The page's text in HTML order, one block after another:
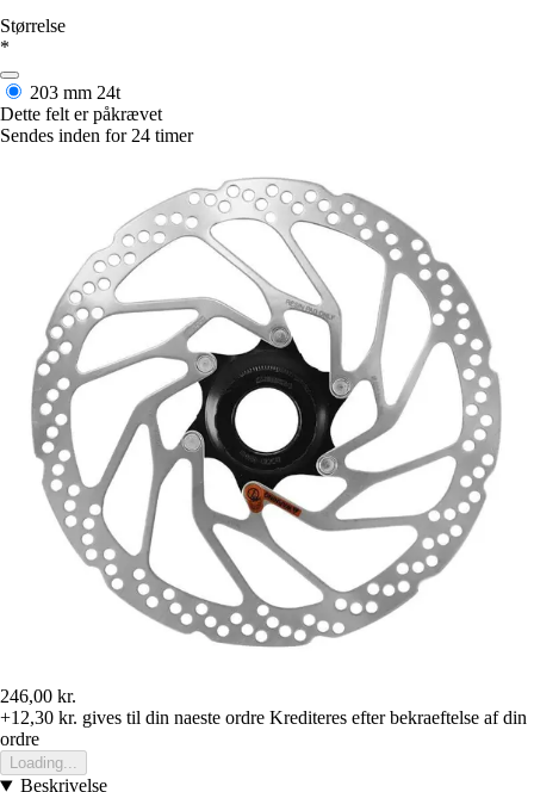
Størrelse
*
203 mm 24t
Dette felt er påkrævet
Sendes inden for 24 timer
246,00 kr.
+12,30 kr. gives til din naeste ordre Krediteres efter bekraeftelse af din
ordre
Loading...
Beskrivelse